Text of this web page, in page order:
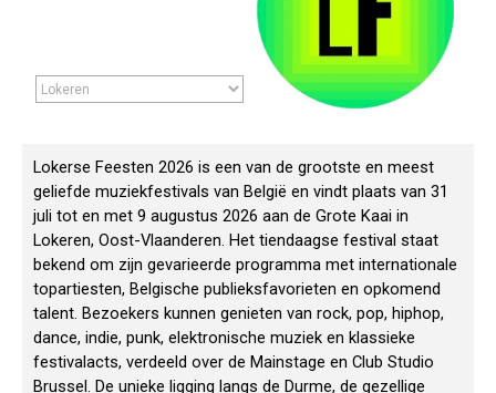
Lokerse Feesten 2026 is een van de grootste en meest
geliefde muziekfestivals van België en vindt plaats van 31
juli tot en met 9 augustus 2026 aan de Grote Kaai in
Lokeren, Oost-Vlaanderen. Het tiendaagse festival staat
bekend om zijn gevarieerde programma met internationale
topartiesten, Belgische publieksfavorieten en opkomend
talent. Bezoekers kunnen genieten van rock, pop, hiphop,
dance, indie, punk, elektronische muziek en klassieke
festivalacts, verdeeld over de Mainstage en Club Studio
Brussel. De unieke ligging langs de Durme, de gezellige